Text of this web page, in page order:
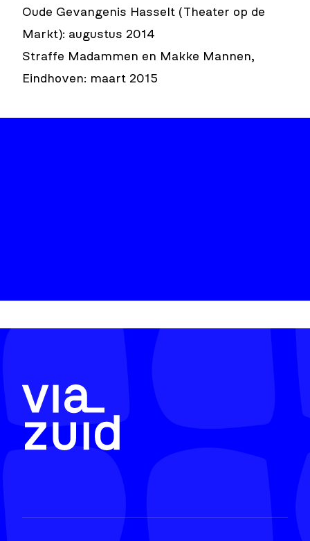
Oude Gevangenis Hasselt (Theater op de
Markt): augustus 2014
Straffe Madammen en Makke Mannen,
Eindhoven: maart 2015